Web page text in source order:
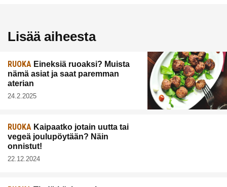
Lisää aiheesta
RUOKA Eineksiä ruoaksi? Muista
nämä asiat ja saat paremman
aterian
24.2.2025
RUOKA Kaipaatko jotain uutta tai
vegeä joulupöytään? Näin
onnistut!
22.12.2024